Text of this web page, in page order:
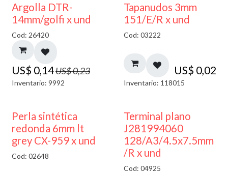
40% DESCUENTO
Argolla DTR-
14mm/golfi x und
Cod: 26420
US$ 0,14US$0,23
Inventario: 9992
Tapanudos 3mm
151/E/R x und
Cod: 03222
US$ 0,02
Inventario: 118015
Perla sintética
redonda 6mm lt
grey CX-959 x und
Cod: 02648
Terminal plano
J281994060
128/A3/4.5x7.5mm
/R x und
Cod: 04925